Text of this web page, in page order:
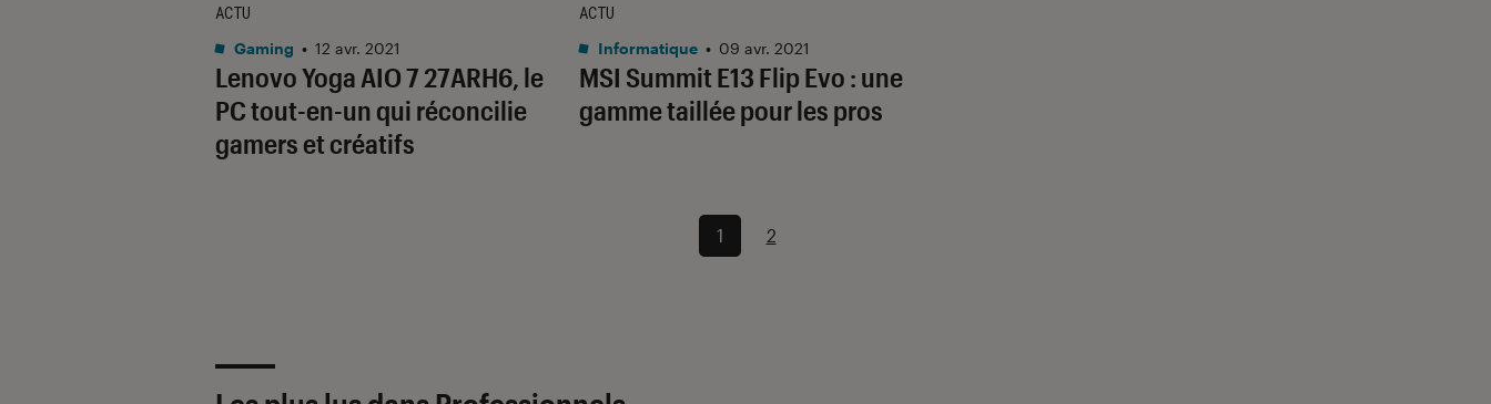
Lenovo Yoga AIO 7 27ARH6, le
PC tout-en-un qui réconcilie
gamers et créatifs
ACTU
Gaming • 12 avr. 2021
MSI Summit E13 Flip Evo : une
gamme taillée pour les pros
ACTU
Informatique • 09 avr. 2021
1 2